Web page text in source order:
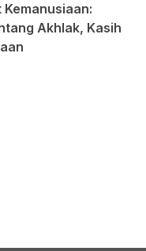
Akhlak, Kasih